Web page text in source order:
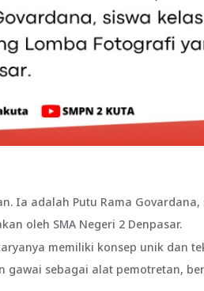
Ia adalah Putu Rama Govardana,
oleh SMA Negeri 2 Denpasar.
memiliki konsep unik dan
gawai sebagai alat pemotretan,